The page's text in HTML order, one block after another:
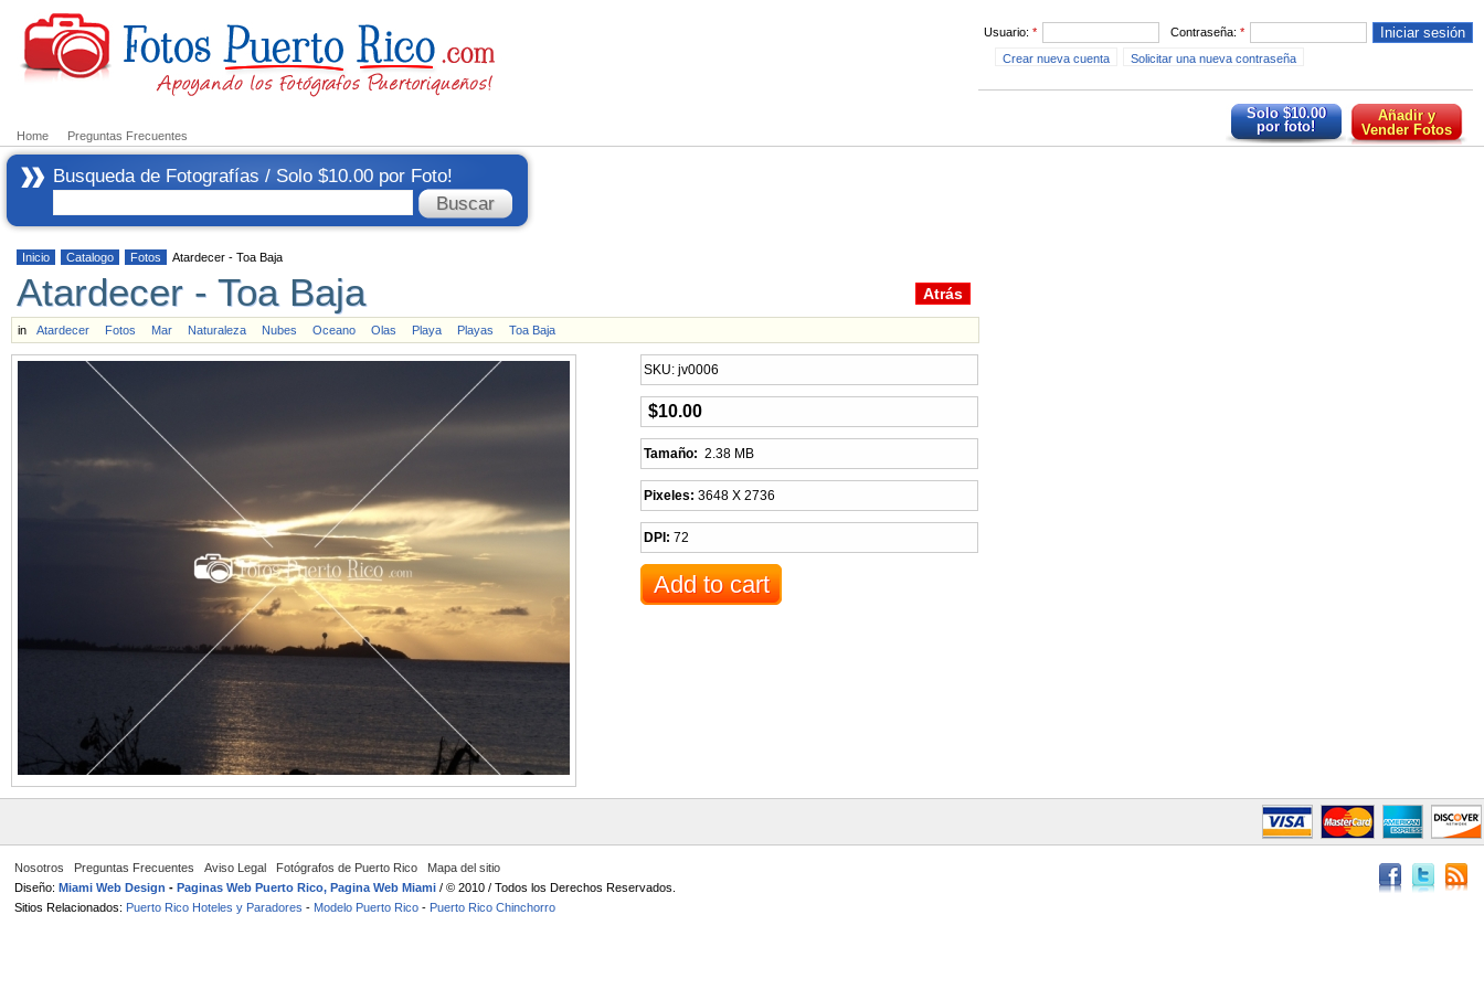
Usuario: * Contraseña: *
Crear nueva cuenta
Solicitar una nueva contraseña
Home Preguntas Frecuentes
Añadir y
Vender Fotos
Solo $10.00
por foto!
Busqueda de Fotografías / Solo $10.00 por Foto!
Inicio Catalogo Fotos Atardecer - Toa Baja
Atardecer - Toa Baja
in Atardecer Fotos Mar Naturaleza Nubes Oceano Olas Playa Playas Toa Baja
SKU: jv0006
$10.00
Tamaño: 2.38 MB
Pixeles: 3648 X 2736
DPI: 72
Nosotros Preguntas Frecuentes Aviso Legal Fotógrafos de Puerto Rico
Mapa del sitio
Diseño: Miami Web Design - Paginas Web Puerto Rico, Pagina Web Miami / © 2010 / Todos los Derechos Reservados.
Sitios Relacionados: Puerto Rico Hoteles y Paradores - Modelo Puerto Rico - Puerto Rico Chinchorro